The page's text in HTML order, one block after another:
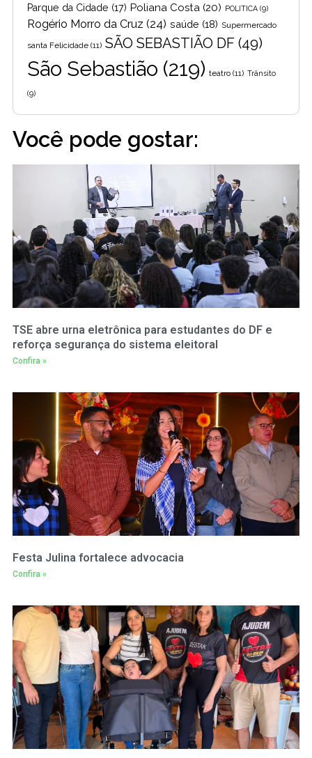
Parque da Cidade (17) Poliana Costa (20) POLITICA (9)
Rogério Morro da Cruz (24) saúde (18) Supermercado
santa Felicidade (11) SÃO SEBASTIÃO DF (49)
São Sebastião (219) teatro (11) Trânsito
(9)
Você pode gostar:
TSE abre urna eletrônica para estudantes do DF e
reforça segurança do sistema eleitoral
Confira »
Festa Julina fortalece advocacia
Confira »